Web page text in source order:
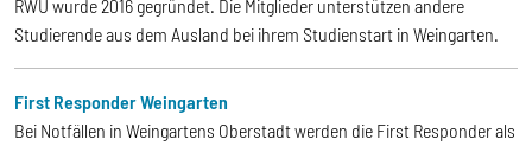
RWU wurde 2016 gegründet. Die Mitglieder unterstützen andere
Studierende aus dem Ausland bei ihrem Studienstart in Weingarten.
First Responder Weingarten
Bei Notfällen in Weingartens Oberstadt werden die First Responder als